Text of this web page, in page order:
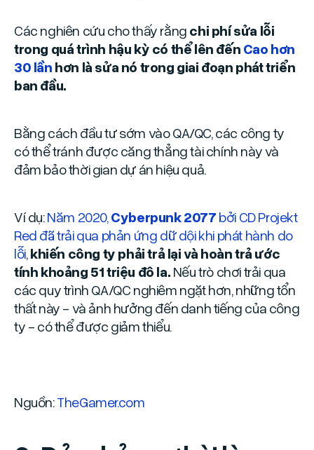
Các nghiên cứu cho thấy rằng chi phí sửa lỗi
trong quá trình hậu kỳ có thể lên đến Cao hơn
30 lần hơn là sửa nó trong giai đoạn phát triển
ban đầu.
Bằng cách đầu tư sớm vào QA/QC, các công ty
có thể tránh được căng thẳng tài chính này và
đảm bảo thời gian dự án hiệu quả.
Ví dụ:Năm 2020,Cyberpunk 2077 bởi CD Projekt
Red đã trải qua phản ứng dữ dội khi phát hành do
lỗi,khiến công ty phải trả lại và hoàn trả ước
tính khoảng 51 triệu đô la. Nếu trò chơi trải qua
các quy trình QA/QC nghiêm ngặt hơn, những tổn
thất này - và ảnh hưởng đến danh tiếng của công
ty - có thể được giảm thiểu.
Nguồn:TheGamer.com